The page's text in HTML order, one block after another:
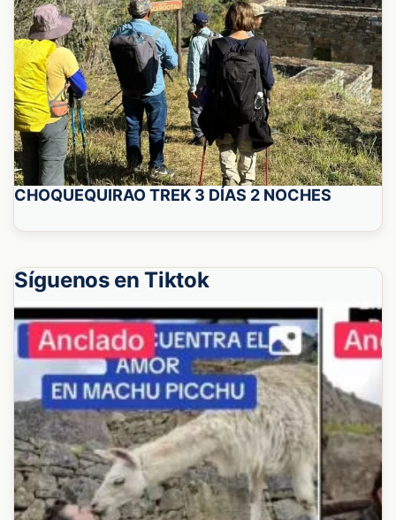
CHOQUEQUIRAO TREK 3 DÍAS 2 NOCHES
Síguenos en Tiktok